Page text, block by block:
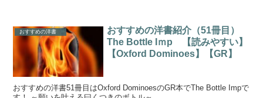
おすすめの洋書
おすすめの洋書紹介（51冊目）
The Bottle Iｍp 【読みやすい】
【Oxford Dominoes】【GR】
おすすめの洋書51冊目はOxford DominoesのGR本でThe Bottle Impで